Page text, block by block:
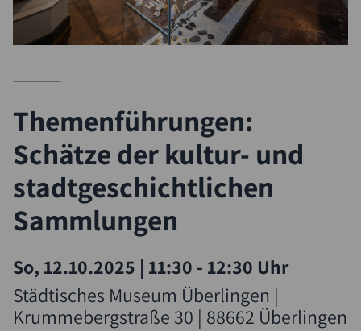
Themenführungen:
Schätze der kultur- und
stadtgeschichtlichen
Sammlungen
So, 12.10.2025 | 11:30 - 12:30 Uhr
Städtisches Museum Überlingen |
Krummebergstraße 30 | 88662 Überlingen
Suche